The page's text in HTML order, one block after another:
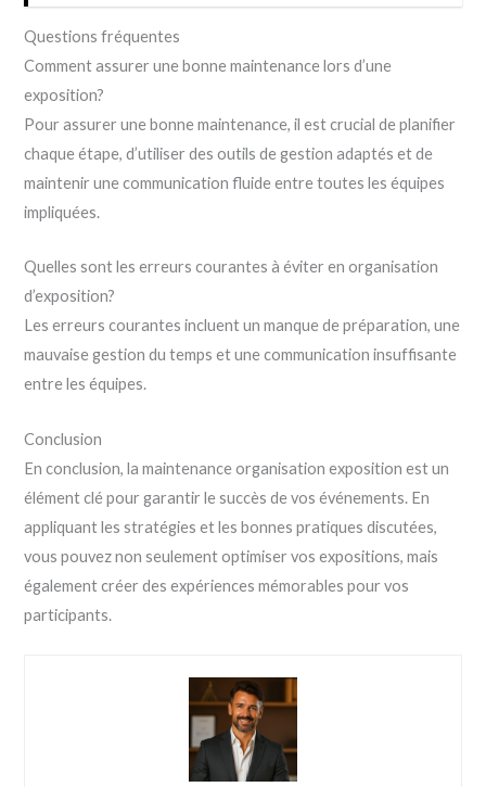
Questions fréquentes
Comment assurer une bonne maintenance lors d’une
exposition?
Pour assurer une bonne maintenance, il est crucial de planifier
chaque étape, d’utiliser des outils de gestion adaptés et de
maintenir une communication fluide entre toutes les équipes
impliquées.
Quelles sont les erreurs courantes à éviter en organisation
d’exposition?
Les erreurs courantes incluent un manque de préparation, une
mauvaise gestion du temps et une communication insuffisante
entre les équipes.
Conclusion
En conclusion, la maintenance organisation exposition est un
élément clé pour garantir le succès de vos événements. En
appliquant les stratégies et les bonnes pratiques discutées,
vous pouvez non seulement optimiser vos expositions, mais
également créer des expériences mémorables pour vos
participants.